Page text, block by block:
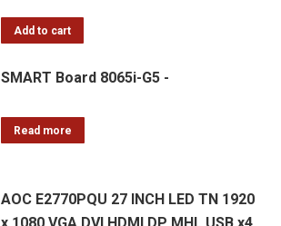
Add to cart
SMART Board 8065i-G5 -
Read more
AOC E2770PQU 27 INCH LED TN 1920
x 1080 VGA DVI HDMI DP MHL USB x4